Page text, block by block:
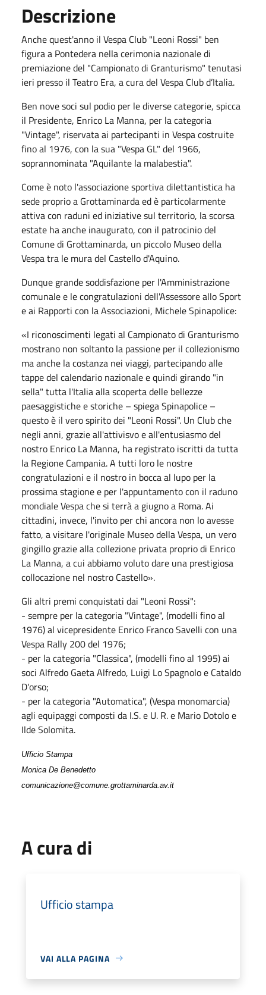
Descrizione
Anche quest'anno il Vespa Club "Leoni Rossi" ben
figura a Pontedera nella cerimonia nazionale di
premiazione del "Campionato di Granturismo" tenutasi
ieri presso il Teatro Era, a cura del Vespa Club d’Italia.
Ben nove soci sul podio per le diverse categorie, spicca
il Presidente, Enrico La Manna, per la categoria
"Vintage", riservata ai partecipanti in Vespa costruite
fino al 1976, con la sua "Vespa GL" del 1966,
soprannominata "Aquilante la malabestia".
Come è noto l'associazione sportiva dilettantistica ha
sede proprio a Grottaminarda ed è particolarmente
attiva con raduni ed iniziative sul territorio, la scorsa
estate ha anche inaugurato, con il patrocinio del
Comune di Grottaminarda, un piccolo Museo della
Vespa tra le mura del Castello d'Aquino.
Dunque grande soddisfazione per l'Amministrazione
comunale e le congratulazioni dell'Assessore allo Sport
e ai Rapporti con la Associazioni, Michele Spinapolice:
«I riconoscimenti legati al Campionato di Granturismo
mostrano non soltanto la passione per il collezionismo
ma anche la costanza nei viaggi, partecipando alle
tappe del calendario nazionale e quindi girando "in
sella" tutta l'Italia alla scoperta delle bellezze
paesaggistiche e storiche – spiega Spinapolice –
questo è il vero spirito dei "Leoni Rossi". Un Club che
negli anni, grazie all'attivisvo e all'entusiasmo del
nostro Enrico La Manna, ha registrato iscritti da tutta
la Regione Campania. A tutti loro le nostre
congratulazioni e il nostro in bocca al lupo per la
prossima stagione e per l'appuntamento con il raduno
mondiale Vespa che si terrà a giugno a Roma. Ai
cittadini, invece, l'invito per chi ancora non lo avesse
fatto, a visitare l'originale Museo della Vespa, un vero
gingillo grazie alla collezione privata proprio di Enrico
La Manna, a cui abbiamo voluto dare una prestigiosa
collocazione nel nostro Castello».
Gli altri premi conquistati dai "Leoni Rossi":
- sempre per la categoria "Vintage", (modelli fino al
1976) al vicepresidente Enrico Franco Savelli con una
Vespa Rally 200 del 1976;
- per la categoria "Classica", (modelli fino al 1995) ai
soci Alfredo Gaeta Alfredo, Luigi Lo Spagnolo e Cataldo
D'orso;
- per la categoria "Automatica", (Vespa monomarcia)
agli equipaggi composti da I.S. e U. R. e Mario Dotolo e
Ilde Solomita.
Ufficio Stampa
Monica De Benedetto
comunicazione@comune.grottaminarda.av.it
A cura di
Ufficio stampa
VAI ALLA PAGINA